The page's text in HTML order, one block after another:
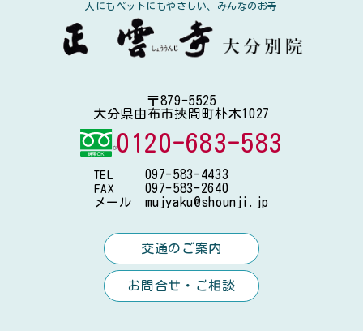
人にもペットにもやさしい、みんなのお寺
〒879-5525
大分県由布市挾間町朴木1027
0120-683-583
TEL 097-583-4433
FAX 097-583-2640
メール mujyaku@shounji.jp
交通のご案内
お問合せ・ご相談